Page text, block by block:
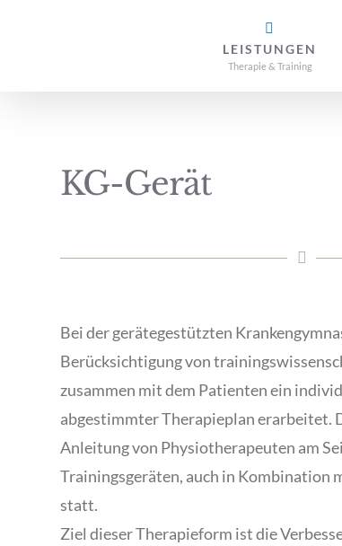
LEISTUNGEN
Therapie & Training
KG-Gerät
Bei der gerätegestützten
Berücksichtigung von
zusammen mit dem Patienten ein
abgestimmter Therapieplan erarbeitet.
Anleitung von Physiotherapeuten am
Trainingsgeräten, auch in Kombination
statt.
Ziel dieser Therapieform ist die